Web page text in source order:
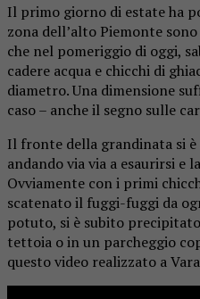
Il primo giorno di estate ha
zona dell’alto Piemonte
che nel pomeriggio di oggi,
cadere acqua e chicchi di
diametro. Una dimensione
caso – anche il segno sulle
Il fronte della grandinata si è
andando via via a esaurirsi e
Ovviamente con i primi
scatenato il fuggi-fuggi da
potuto, si è subito
tettoia o in un parcheggio
questo video realizzato a